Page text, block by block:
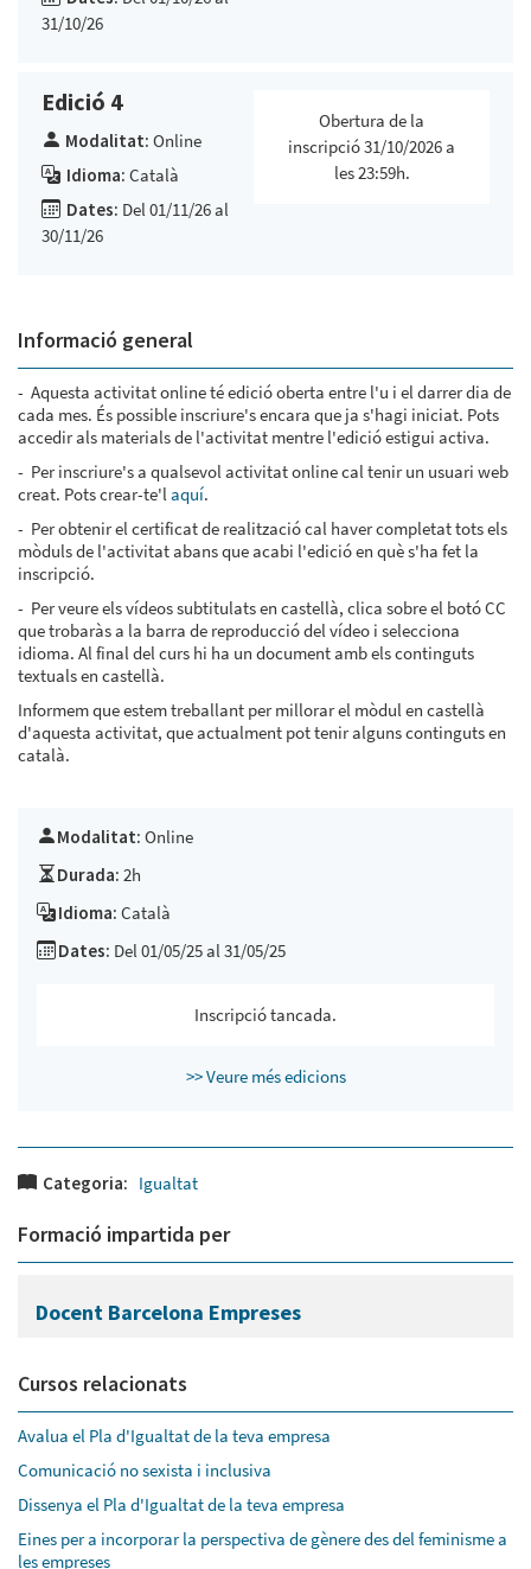
31/10/26
Edició 4
Modalitat: Online
Idioma: Català
Dates: Del 01/11/26 al
30/11/26
Obertura de la
inscripció 31/10/2026 a
les 23:59h.
Informació general
- Aquesta activitat online té edició oberta entre l'u i el darrer dia de
cada mes. És possible inscriure's encara que ja s'hagi iniciat. Pots
accedir als materials de l'activitat mentre l'edició estigui activa.
- Per inscriure's a qualsevol activitat online cal tenir un usuari web
creat. Pots crear-te'laquí.
- Per obtenir el certificat de realització cal haver completat tots els
mòduls de l'activitat abans que acabi l'edició en què s'ha fet la
inscripció.
- Per veure els vídeos subtitulats en castellà, clica sobre el botó CC
que trobaràs a la barra de reproducció del vídeo i selecciona
idioma. Al final del curs hi ha un document amb els continguts
textuals en castellà.
Informem que estem treballant per millorar el mòdul en castellà
d'aquesta activitat, que actualment pot tenir alguns continguts en
català.
Modalitat: Online
Durada: 2h
Idioma: Català
Dates: Del 01/05/25 al 31/05/25
Inscripció tancada.
>> Veure més edicions
Categoria: Igualtat
Formació impartida per
Docent Barcelona Empreses
Cursos relacionats
Avalua el Pla d'Igualtat de la teva empresa
Comunicació no sexista i inclusiva
Dissenya el Pla d'Igualtat de la teva empresa
Eines per a incorporar la perspectiva de gènere des del feminisme a
les empreses